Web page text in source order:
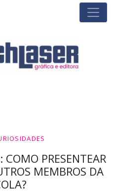
PRESENTEAR
MEMBROS DA